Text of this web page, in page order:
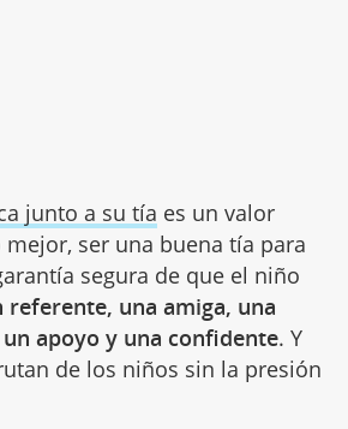
junto a su tía es un valor
mejor, ser una buena tía para
segura de que el niño
referente, una amiga, una
apoyo y una confidente. Y
de los niños sin la presión